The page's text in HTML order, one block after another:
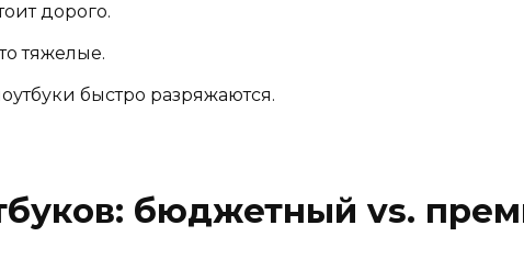
дорого.
тяжелые.
быстро разряжаются.
бюджетный vs.